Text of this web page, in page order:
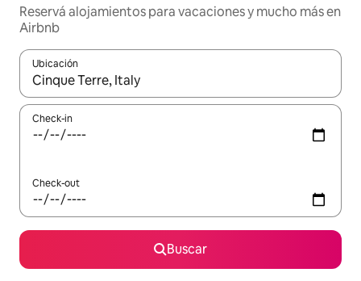
Reservá alojamientos para vacaciones y mucho más en
Airbnb
Ubicación
Cuando los resultados estén disponibles, navegá con las
Check-in
Check-out
Buscar